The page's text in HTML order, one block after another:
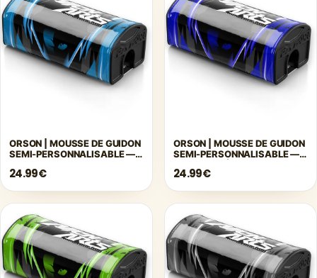
ORSON | MOUSSE DE GUIDON
SEMI-PERSONNALISABLE —
24.99€
ORSON | MOUSSE DE GUIDON
SEMI-PERSONNALISABLE —
24.99€